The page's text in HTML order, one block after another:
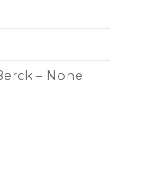
– None